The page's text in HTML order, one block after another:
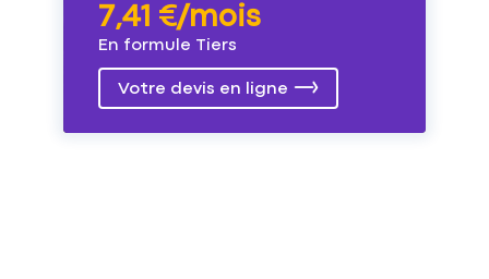
7,41 €/mois
En formule Tiers
Votre devis en ligne